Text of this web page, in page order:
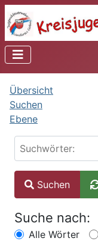
Übersicht
Suchen
Ebene
Suchwörter:
Suchen
Suche nach:
Alle Wörter